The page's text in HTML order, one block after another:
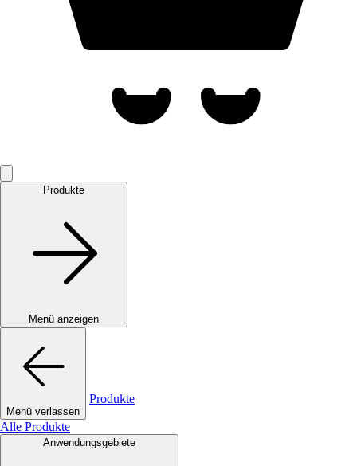
Produkte
Menü anzeigen
Menü verlassen
Produkte
Alle Produkte
Anwendungsgebiete